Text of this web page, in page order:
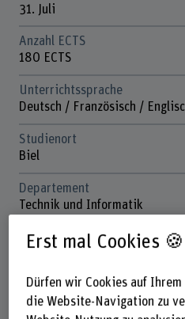
31. Juli
Anzahl ECTS
180 ECTS
Unterrichtssprache
Deutsch / Französisch /
Studienort
Biel
Departement
Technik und Informatik
Kontakt
+41 31 848 32 89
Erst mal Cookies 🍪
Dürfen wir Cookies auf
die Website-Navigation zu